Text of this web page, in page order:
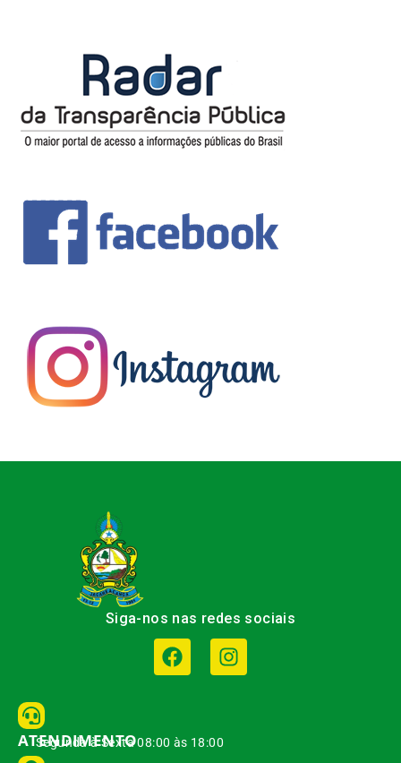
Siga-nos nas redes sociais
ATENDIMENTO
Segunda à Sexta 08:00 às 18:00